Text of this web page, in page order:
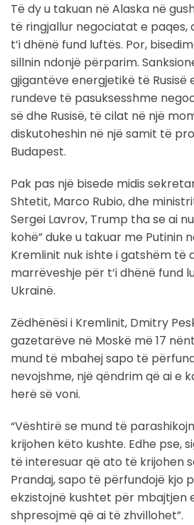
Të dy u takuan në Alaska në
të ringjallur negociatat e paqes,
t’i dhënë fund luftës. Por,
sillnin ndonjë përparim.
gjigantëve energjetikë të Rusisë
rundeve të pasuksesshme
së dhe Rusisë, të cilat në një
diskutoheshin në një samit të
Budapest.
Pak pas një bisede midis
Shtetit, Marco Rubio, dhe
Sergei Lavrov, Trump tha se ai
kohë” duke u takuar me Putinin
Kremlinit nuk ishte i gatshëm të
marrëveshje për t’i dhënë fund
Ukrainë.
Zëdhënësi i Kremlinit, Dmitry
gazetarëve në Moskë më 17
mund të mbahej sapo të
nevojshme, një qëndrim që ai e
herë së voni.
“Vështirë se mund të
krijohen këto kushte. Edhe pse,
të interesuar që ato të krijohen
Prandaj, sapo të përfundojë kjo
ekzistojnë kushtet për mbajtjen
shpresojmë që ai të zhvillohet”.